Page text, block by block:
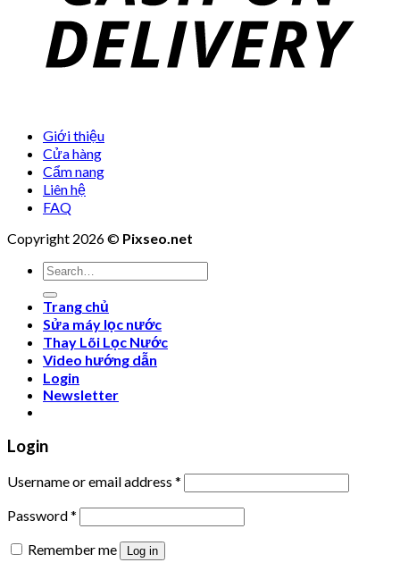
Giới thiệu
Cửa hàng
Cẩm nang
Liên hệ
FAQ
Copyright 2026 © Pixseo.net
Search
for:
Trang chủ
Sửa máy lọc nước
Thay Lõi Lọc Nước
Video hướng dẫn
Login
Newsletter
Login
Username or email address *
Password*
Remember me
Log in